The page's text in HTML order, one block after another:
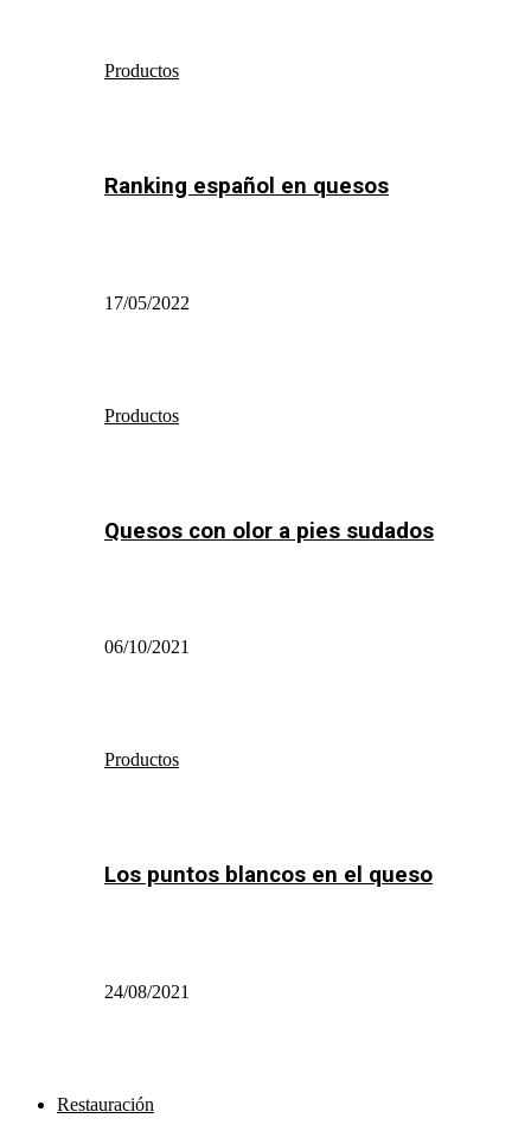
Productos
Ranking español en quesos
17/05/2022
Productos
Quesos con olor a pies sudados
06/10/2021
Productos
Los puntos blancos en el queso
24/08/2021
Restauración